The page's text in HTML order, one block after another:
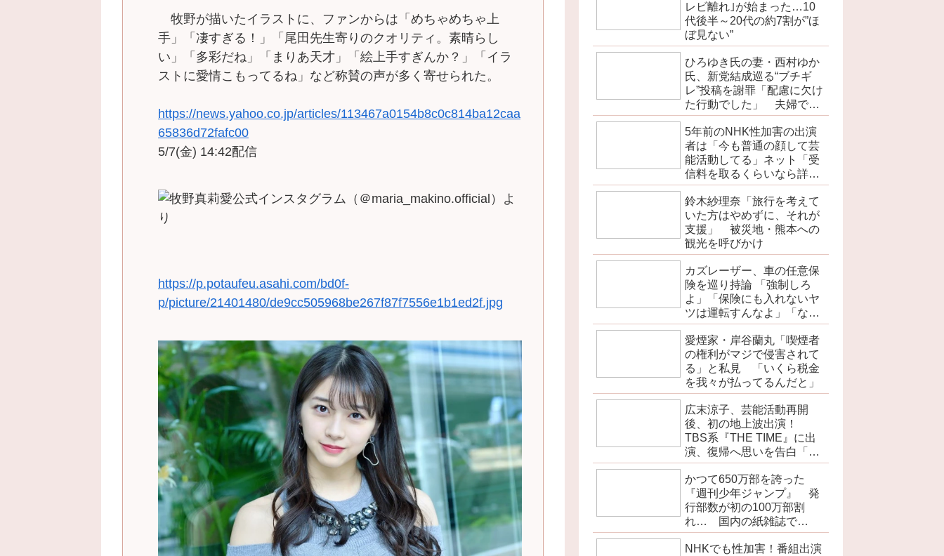
牧野が描いたイラストに、ファンからは「めちゃめちゃ上
手」「凄すぎる！」「尾田先生寄りのクオリティ。素晴らし
い」「多彩だね」「まりあ天才」「絵上手すぎんか？」「イラ
ストに愛情こもってるね」など称賛の声が多く寄せられた。
https://news.yahoo.co.jp/articles/113467a0154b8c0c814ba12caa
65836d72fafc00
5/7(金) 14:42配信
https://p.potaufeu.asahi.com/bd0f-
p/picture/21401480/de9cc505968be267f87f7556e1b1ed2f.jpg
レビ離れ｣が始まった…10
代後半～20代の約7割が”ほ
ぼ見ない”
ひろゆき氏の妻・西村ゆか
氏、新党結成巡る“ブチギ
レ”投稿を謝罪「配慮に欠け
た行動でした」 夫婦で投
稿
5年前のNHK性加害の出演
者は「今も普通の顔して芸
能活動してる」ネット「受
信料を取るくらいなら詳細
を伝えよ」
鈴木紗理奈「旅行を考えて
いた方はやめずに、それが
支援」 被災地・熊本への
観光を呼びかけ
カズレーザー、車の任意保
険を巡り持論 「強制しろ
よ」「保険にも入れないヤ
ツは運転すんなよ」「なん
で法律を改正しないの？」
愛煙家・岸谷蘭丸「喫煙者
の権利がマジで侵害されて
る」と私見 「いくら税金
を我々が払ってるんだと」
広末涼子、芸能活動再開
後、初の地上波出演！
TBS系『THE TIME』に出
演、復帰へ思いを告白「自
分の弱い部分だったり…」
かつて650万部を誇った
『週刊少年ジャンプ』 発
行部数が初の100万部割
れ… 国内の紙雑誌で
「100万部超」ゼロに
NHKでも性加害！番組出演